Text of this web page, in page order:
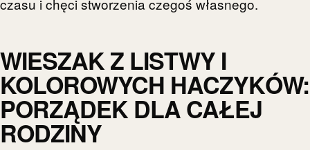
czasu i chęci stworzenia czegoś własnego.
WIESZAK Z LISTWY I
KOLOROWYCH HACZYKÓW:
PORZĄDEK DLA CAŁEJ
RODZINY